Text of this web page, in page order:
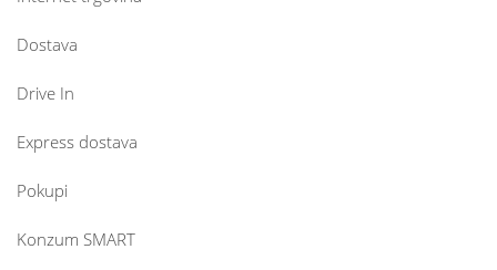
Dostava
Drive In
Express dostava
Pokupi
Konzum SMART